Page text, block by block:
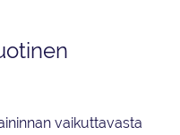
vaikuttavasta